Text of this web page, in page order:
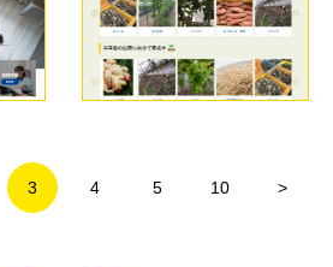
3 4 5 10 >